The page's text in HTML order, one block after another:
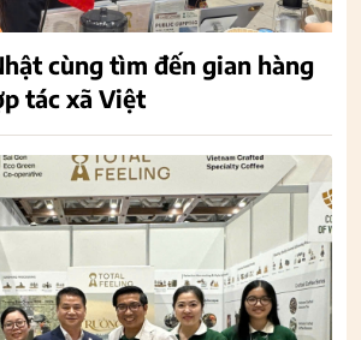
cùng tìm đến gian hàng
tác xã Việt